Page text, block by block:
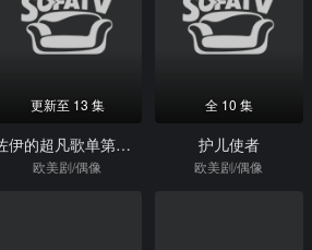
更新至 13 集
佐伊的超凡歌单第二季
欧美剧/偶像
全 10 集
护儿使者
欧美剧/偶像